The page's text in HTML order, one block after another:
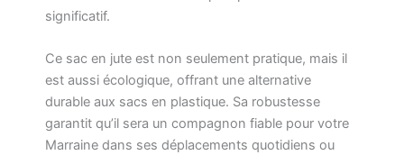
significatif.
Ce sac en jute est non seulement pratique, mais il
est aussi écologique, offrant une alternative
durable aux sacs en plastique. Sa robustesse
garantit qu’il sera un compagnon fiable pour votre
Marraine dans ses déplacements quotidiens ou